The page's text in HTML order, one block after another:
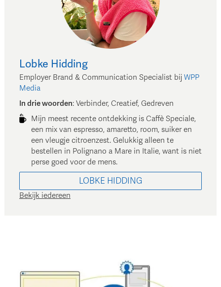
Lobke Hidding
Employer Brand & Communication Specialist bij WPP
Media
In drie woorden: Verbinder, Creatief, Gedreven
Mijn meest recente ontdekking is Caffè Speciale,
een mix van espresso, amaretto, room, suiker en
een vleugje citroenzest. Gelukkig alleen te
bestellen in Polignano a Mare in Italie, want is niet
perse goed voor de mens.
LOBKE HIDDING
Bekijk iedereen